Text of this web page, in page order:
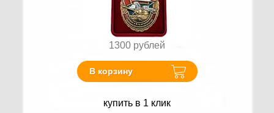
1300 рублей
В корзину
купить в 1 клик